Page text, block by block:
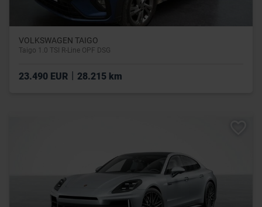
VOLKSWAGEN TAIGO
Taigo 1.0 TSI R-Line OPF DSG
23.490 EUR 28.215 km